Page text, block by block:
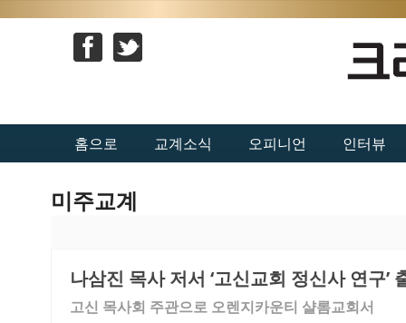
홈으로 교계소식 오피니언 인터뷰
미주교계
나삼진 목사 저서 ‘고신교회 정신사 연구’
고신 목사회 주관으로 오렌지카운티 샬롬교회서